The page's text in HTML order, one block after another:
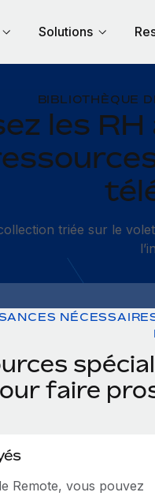
Solutions
BIBLIOTHÈQUE
les RH
triée sur le
faire
Remote, vous pouvez